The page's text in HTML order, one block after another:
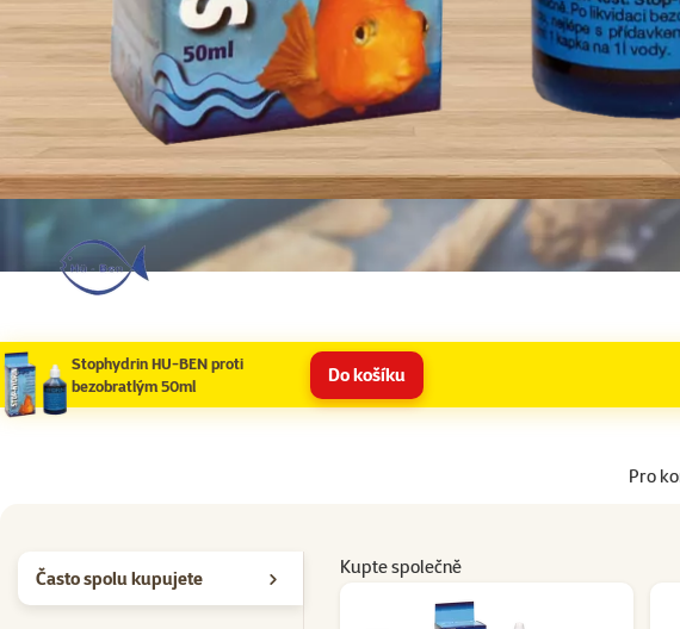
Stophydrin HU-BEN proti
bezobratlým 50ml
Do košíku
Pro
Často spolu kupujete
Kupte společně